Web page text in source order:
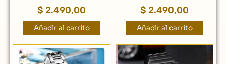
$ 2.490,00
Añadir al carrito
$ 2.490,00
Añadir al carrito